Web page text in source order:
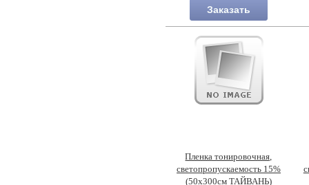
Заказать
Пленка тонировочная,
светопропускаемость 15%
(50х300см ТАЙВАНЬ)